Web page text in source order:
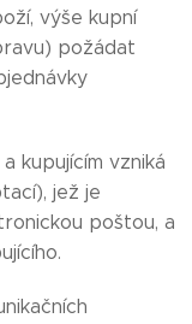
výše kupní
požádat
kupujícím vzniká
jež je
poštou, a